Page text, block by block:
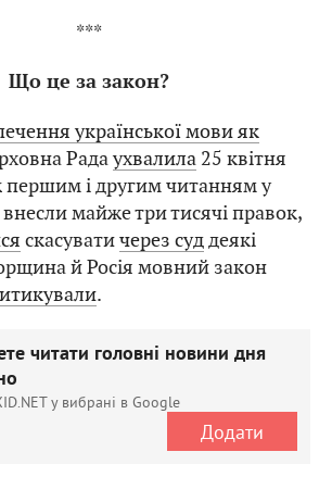
***
Що це за закон?
української мови як
Радаухвалила 25 квітня
першим і другим читанням у
майже три тисячі правок,
скасуватичерез суддеякі
й Росія мовний закон
.
читати головні новини дня
у вибрані в Google
Додати